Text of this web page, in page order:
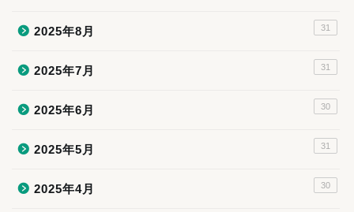
2025年8月 31
2025年7月 31
2025年6月 30
2025年5月 31
2025年4月 30